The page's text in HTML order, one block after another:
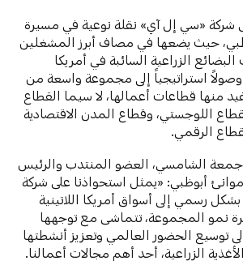
شركة «سي إل آي» نقلة نوعية في مسيرة
حيث يضعها في مصاف أبرز المشغلين
الزراعية السائبة في أمريكا
وصولاً استراتيجياً إلى مجموعة واسعة من
منها قطاعات أعمالها، لا سيما القطاع
اللوجستي، وقطاع المدن الاقتصادية
الرقمي.
الشامسي، العضو المنتدب والرئيس
أبوظبي: «يمثل استحواذنا على شركة
رسمي إلى أسواق أمريكا اللاتينية
نمو المجموعة، تتماشى مع توجهها
توسيع الحضور العالمي وتعزيز أنشطتها
الزراعية، أحد أهم مجالات أعمالنا.